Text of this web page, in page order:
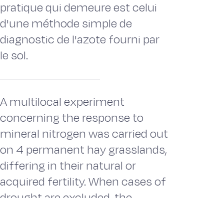
pratique qui demeure est celui
d'une méthode simple de
diagnostic de l'azote fourni par
le sol.
A multilocal experiment
concerning the response to
mineral nitrogen was carried out
on 4 permanent hay grasslands,
differing in their natural or
acquired fertility. When cases of